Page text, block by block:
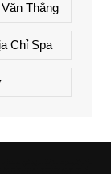
Thắng
Chỉ Spa